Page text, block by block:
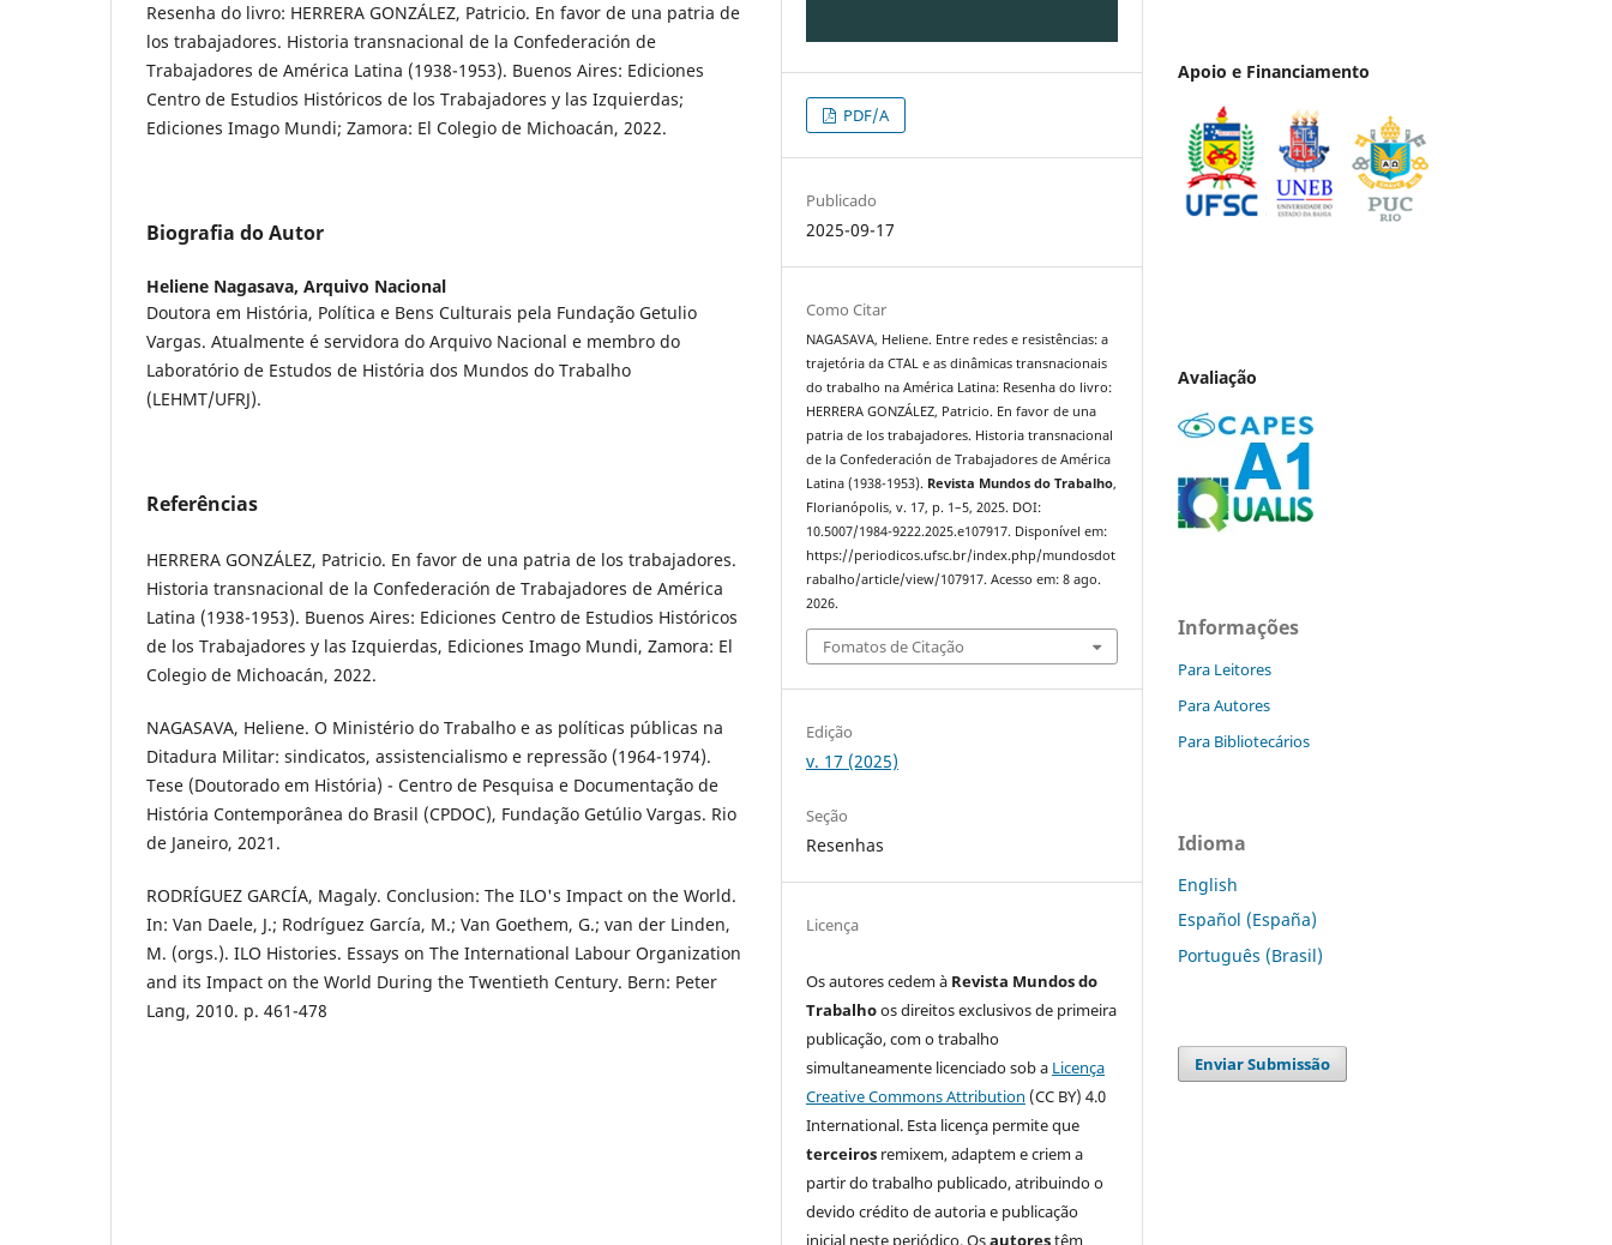
Resenha do livro: HERRERA GONZÁLEZ, Patricio. En favor de una patria de
los trabajadores. Historia transnacional de la Confederación de
Trabajadores de América Latina (1938-1953). Buenos Aires: Ediciones
Centro de Estudios Históricos de los Trabajadores y las Izquierdas;
Ediciones Imago Mundi; Zamora: El Colegio de Michoacán, 2022.
Biografia do Autor
Heliene Nagasava, Arquivo Nacional
Doutora em História, Política e Bens Culturais pela Fundação Getulio
Vargas. Atualmente é servidora do Arquivo Nacional e membro do
Laboratório de Estudos de História dos Mundos do Trabalho
(LEHMT/UFRJ).
Referências
HERRERA GONZÁLEZ, Patricio. En favor de una patria de los trabajadores.
Historia transnacional de la Confederación de Trabajadores de América
Latina (1938-1953). Buenos Aires: Ediciones Centro de Estudios Históricos
de los Trabajadores y las Izquierdas, Ediciones Imago Mundi, Zamora: El
Colegio de Michoacán, 2022.
NAGASAVA, Heliene. O Ministério do Trabalho e as políticas públicas na
Ditadura Militar: sindicatos, assistencialismo e repressão (1964-1974).
Tese (Doutorado em História) - Centro de Pesquisa e Documentação de
História Contemporânea do Brasil (CPDOC), Fundação Getúlio Vargas. Rio
de Janeiro, 2021.
RODRÍGUEZ GARCÍA, Magaly. Conclusion: The ILO's Impact on the World.
In: Van Daele, J.; Rodríguez García, M.; Van Goethem, G.; van der Linden,
M. (orgs.). ILO Histories. Essays on The International Labour Organization
and its Impact on the World During the Twentieth Century. Bern: Peter
Lang, 2010. p. 461-478
PDF/A
Publicado
2025-09-17
Como Citar
NAGASAVA, Heliene. Entre redes e resistências: a
trajetória da CTAL e as dinâmicas transnacionais
do trabalho na América Latina: Resenha do livro:
HERRERA GONZÁLEZ, Patricio. En favor de una
patria de los trabajadores. Historia transnacional
de la Confederación de Trabajadores de América
Latina (1938-1953). Revista Mundos do Trabalho,
Florianópolis, v. 17, p. 1–5, 2025. DOI:
10.5007/1984-9222.2025.e107917. Disponível em:
https://periodicos.ufsc.br/index.php/mundosdot
rabalho/article/view/107917. Acesso em: 8 ago.
2026.
Fomatos de Citação
Edição
v. 17 (2025)
Seção
Resenhas
Licença
Os autores cedem à Revista Mundos do
Trabalhoos direitos exclusivos de primeira
publicação, com o trabalho
simultaneamente licenciado sob a Licença
Creative Commons Attribution (CC BY) 4.0
International. Esta licença permite que
terceiros remixem, adaptem e criem a
partir do trabalho publicado, atribuindo o
devido crédito de autoria e publicação
inicial neste periódico. Osautorestêm
Apoio e Financiamento
Avaliação
Informações
Para Leitores
Para Autores
Para Bibliotecários
Idioma
English
Español (España)
Português (Brasil)
Enviar Submissão